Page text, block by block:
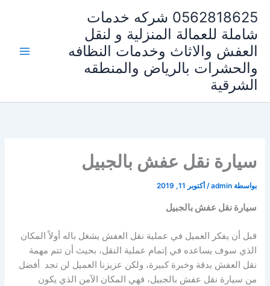
المحتوى
0562818625 شركه خدمات
شاملة للعمالة المنزلية و لنقل
العفش والاثاث وخدمات النظافه
والحشرات بالرياض والمنطقه
الشرقية
سيارة نقل عفش بالجبيل
بواسطة admin
/ أكتوبر 11, 2019
سيارة نقل عفش بالجبيل
قبل أن يفكر العميل في عملية نقل العفش يشغل باله أولاً المكان
الذي سوف يساعده في إتمام عملية النقل، بحيث أن تتم مهمة
نقل العفش بدقة وخبرة كبيرة، ولكن عزيزنا العميل لن تجد أفضل
من سيارة نقل عفش بالجبيل، فهي المكان الآمن الذي يكون